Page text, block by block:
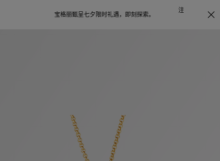
注册会员首次下单购买任意作品，可享受照片打印服务
点
击此处了解更多详情。